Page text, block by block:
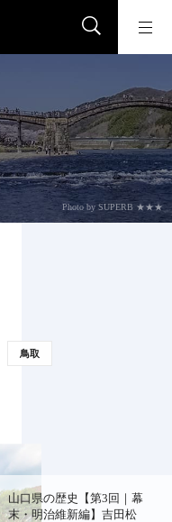
Photo by SUPERB ★★★
鳥取
山口県の歴史【第3回｜幕
末・明治維新編】吉田松